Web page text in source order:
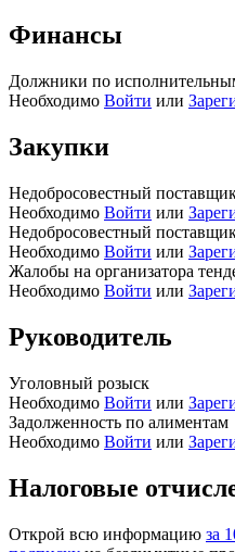
Финансы
Должники по
Необходимо Войти или
Закупки
Недобросовестный
Необходимо Войти или
Недобросовестный
Необходимо Войти или
Жалобы на организатора
Необходимо Войти или
Руководитель
Уголовный розыск
Необходимо Войти или
Задолженность по алиментам
Необходимо Войти или
Налоговые
Открой всю информацию за